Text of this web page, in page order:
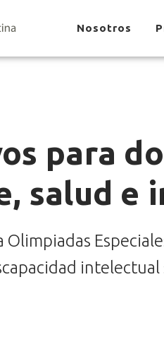
Nosotros
para
salud e
Olimpiadas